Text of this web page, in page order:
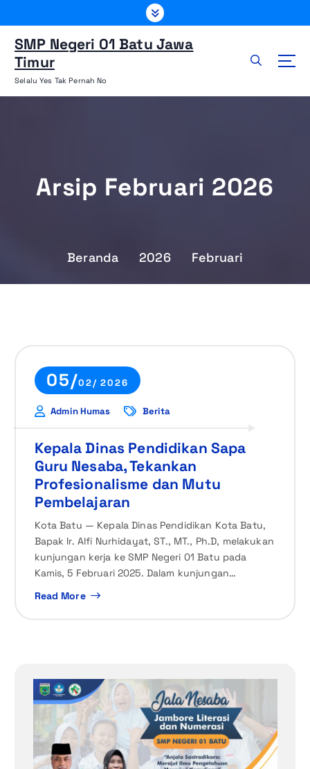
e
SMP Negeri 01 Batu Jawa
Timur
Selalu Yes Tak Pernah No
Arsip Februari 2026
Beranda 2026 Februari
05/02/ 2026
Admin Humas Berita
Kepala Dinas Pendidikan Sapa
Guru Nesaba, Tekankan
Profesionalisme dan Mutu
Pembelajaran
Kota Batu — Kepala Dinas Pendidikan Kota Batu,
Bapak Ir. Alfi Nurhidayat, ST., MT., Ph.D, melakukan
kunjungan kerja ke SMP Negeri 01 Batu pada
Kamis, 5 Februari 2025. Dalam kunjungan…
Read More